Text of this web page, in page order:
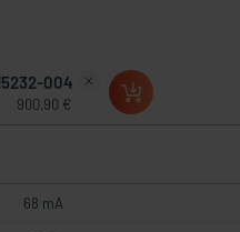
004
900,90 €
68 mA